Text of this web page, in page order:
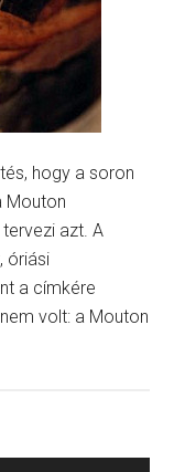
hogy a soron
Mouton
azt. A
óriási
a címkére
volt: a Mouton